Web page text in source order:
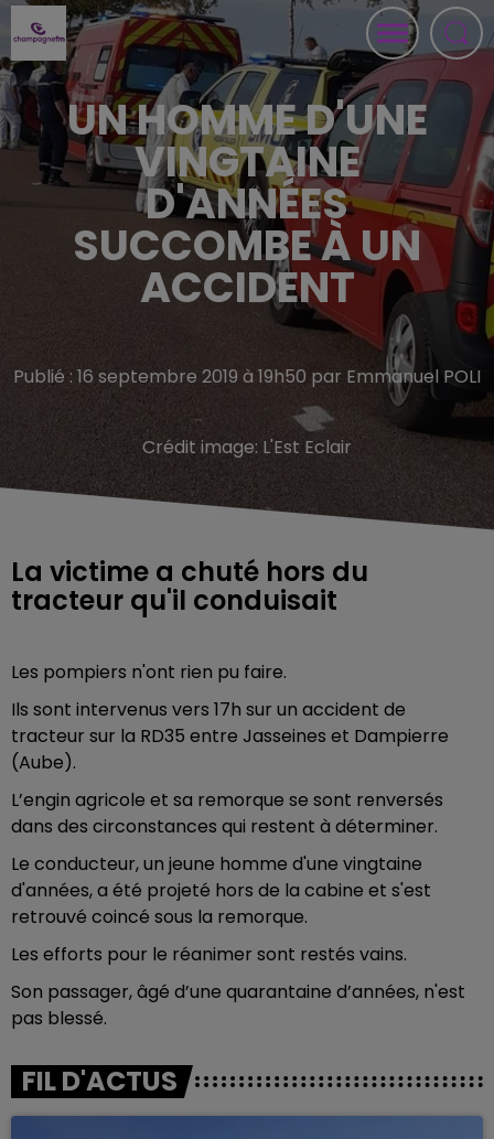
UN HOMME D'UNE
VINGTAINE
D'ANNÉES
SUCCOMBE À UN
ACCIDENT
Publié : 16 septembre 2019 à 19h50 par Emmanuel POLI
Crédit image: L'Est Eclair
La victime a chuté hors du
tracteur qu'il conduisait
Les pompiers n'ont rien pu faire.
Ils sont intervenus vers 17h sur un accident de
tracteur sur la RD35 entre Jasseines et Dampierre
(Aube).
L’engin agricole et sa remorque se sont renversés
dans des circonstances qui restent à déterminer.
Le conducteur, un jeune homme d'une vingtaine
d'années, a été projeté hors de la cabine et s'est
retrouvé coincé sous la remorque.
Les efforts pour le réanimer sont restés vains.
Son passager, âgé d’une quarantaine d’années, n'est
pas blessé.
FIL D'ACTUS